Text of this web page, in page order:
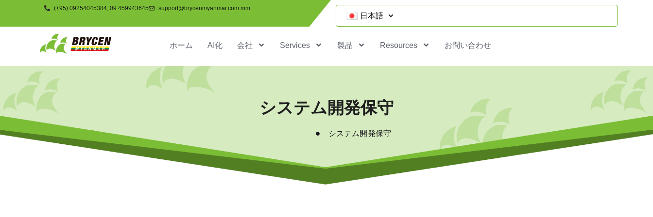
(+95) 09254045384, 09 459943645 support@brycenmyanmar.com.mm
日本語
ホーム AI化 会社 Services 製品 Resources お問い合わせ
システム開発保守
SERVICES システム開発保守